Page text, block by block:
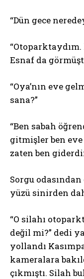
“Dün gece
Esnaf da
“Oya’nın eve
sana?”
“Ben sabah
gitmişler ben eve
zaten ben
Sorgu odasından
yüzü sinirden
“O silahı
değil mi?” dedi
yollandı
kameralara
çıkmıştı. Silah